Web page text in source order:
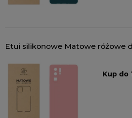
Etui silikonowe Matowe różowe
Kup do